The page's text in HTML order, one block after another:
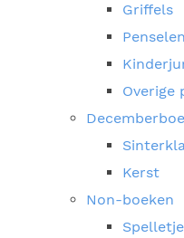
Griffels
Penselen
Overige
Kerst
Non-boeken